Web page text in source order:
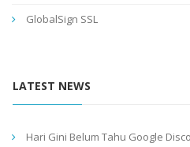
GlobalSign SSL
LATEST NEWS
Hari Gini Belum Tahu Google